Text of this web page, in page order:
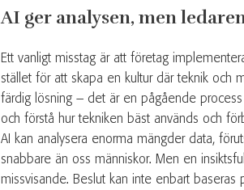
AI ger analysen, men
Ett vanligt misstag är att företag
stället för att skapa en kultur där teknik och
färdig lösning – det är en pågående
och förstå hur tekniken bäst används och
AI kan analysera enorma mängder data,
snabbare än oss människor. Men en
missvisande. Beslut kan inte enbart